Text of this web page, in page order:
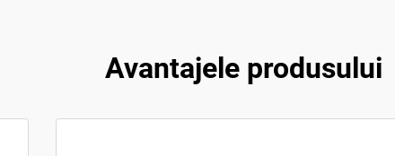
Avantajele produsului